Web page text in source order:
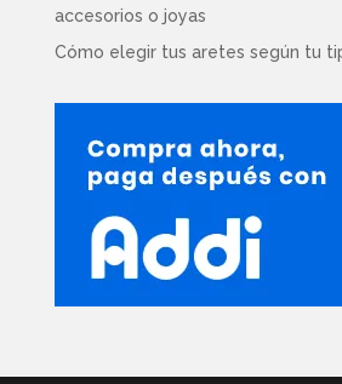
accesorios o joyas
Cómo elegir tus aretes según tu